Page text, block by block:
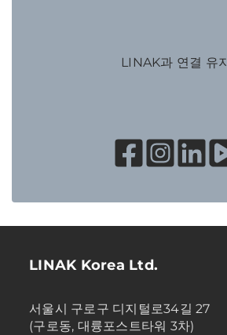
LINAK과 연결 유지
LINAK Korea Ltd.
서울시 구로구 디지털로34길 27
(구로동, 대륭포스트타워 3차)